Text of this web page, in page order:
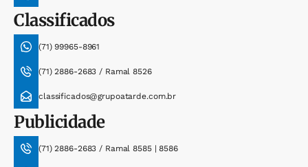
Classificados
(71) 99965-8961
(71) 2886-2683 / Ramal 8526
classificados@grupoatarde.com.br
Publicidade
(71) 2886-2683 / Ramal 8585 | 8586